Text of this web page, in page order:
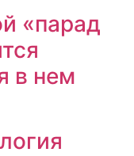
«парад
в нем